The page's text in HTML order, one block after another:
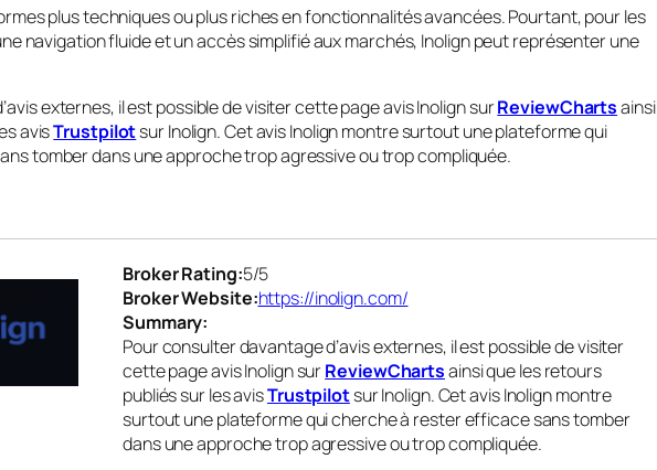
plus techniques ou plus riches en fonctionnalités avancées. Pourtant, pour les
navigation fluide et un accès simplifié aux marchés, Inolign peut représenter une
externes, il est possible de visiter cette page avis Inolign surReviewChartsainsi
avisTrustpilotsur Inolign. Cet avis Inolign montre surtout une plateforme qui
tomber dans une approche trop agressive ou trop compliquée.
Broker Rating:5/5
Broker Website:https://inolign.com/
Summary:
Pour consulter davantage d’avis externes, il est possible de visiter
cette page avis Inolign surReviewChartsainsi que les retours
publiés sur les avisTrustpilotsur Inolign. Cet avis Inolign montre
surtout une plateforme qui cherche à rester efficace sans tomber
dans une approche trop agressive ou trop compliquée.